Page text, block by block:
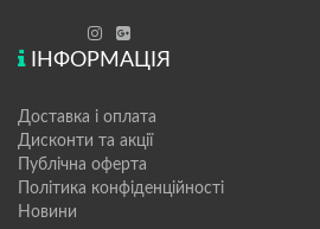
ІНФОРМАЦІЯ
Доставка і оплата
Дисконти та акції
Публічна оферта
Політика конфіденційності
Новини